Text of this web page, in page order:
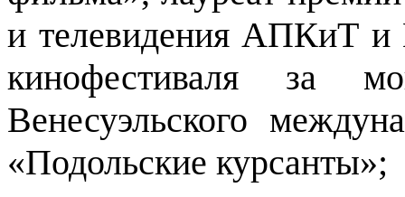
и телевидения АПКиТ и
кинофестиваля за
Венесуэльского
«Подольские курсанты»;